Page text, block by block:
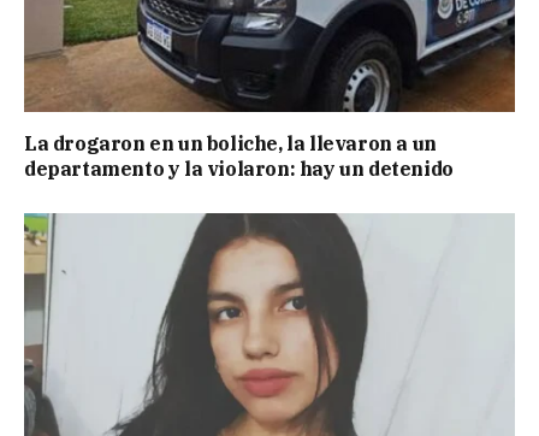
La drogaron en un boliche, la llevaron a un
departamento y la violaron: hay un detenido